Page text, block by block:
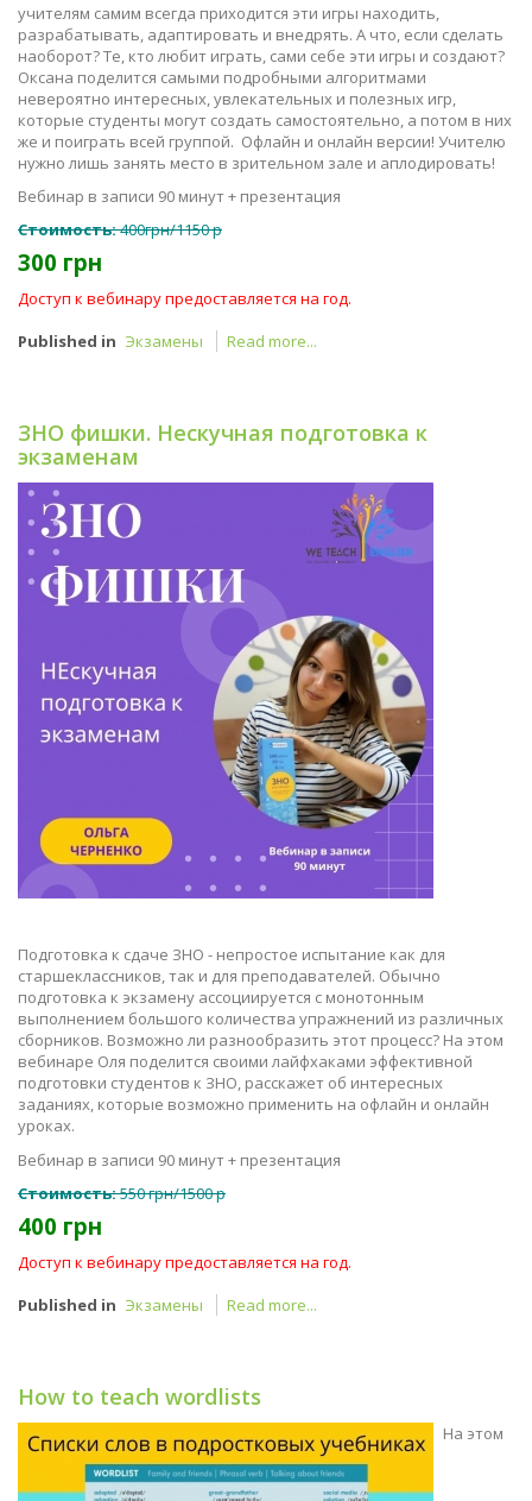
учителям самим всегда приходится эти игры находить,
разрабатывать, адаптировать и внедрять. А что, если сделать
наоборот? Те, кто любит играть, сами себе эти игры и создают?
Оксана поделится самыми подробными алгоритмами
невероятно интересных, увлекательных и полезных игр,
которые студенты могут создать самостоятельно, а потом в них
же и поиграть всей группой. Офлайн и онлайн версии! Учителю
нужно лишь занять место в зрительном зале и аплодировать!
Вебинар в записи 90 минут + презентация
Стоимость:400грн/1150 р
300 грн
Доступ к вебинару предоставляется на год.
Published in Экзамены Read more...
ЗНО фишки. Нескучная подготовка к
экзаменам
Подготовка к сдаче ЗНО - непростое испытание как для
старшеклассников, так и для преподавателей. Обычно
подготовка к экзамену ассоциируется с монотонным
выполнением большого количества упражнений из различных
сборников. Возможно ли разнообразить этот процесс? На этом
вебинаре Оля поделится своими лайфхаками эффективной
подготовки студентов к ЗНО, расскажет об интересных
заданиях, которые возможно применить на офлайн и онлайн
уроках.
Вебинар в записи 90 минут + презентация
Стоимость:550 грн/1500 р
400 грн
Доступ к вебинару предоставляется на год.
Published in Экзамены Read more...
How to teach wordlists
На этом